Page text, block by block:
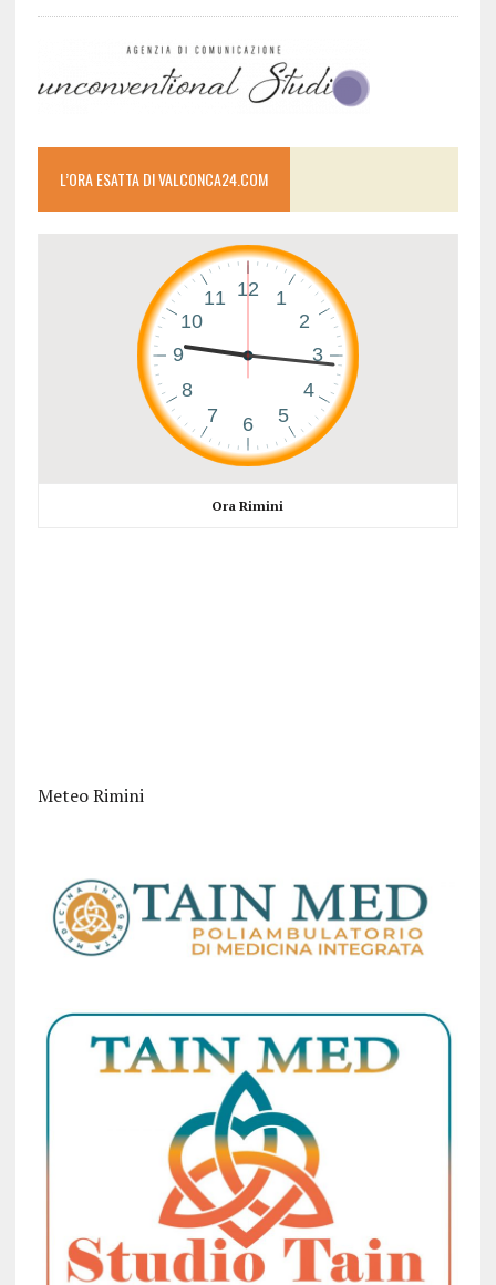
L’ORA ESATTA DI VALCONCA24.COM
Ora Rimini
Meteo Rimini